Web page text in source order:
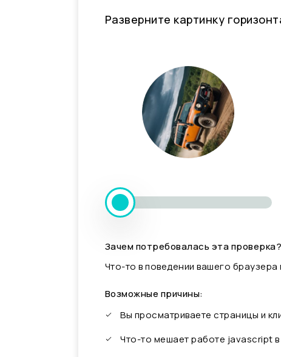
Разверните картинку
Зачем потребовалась эта проверка?
Что-то в поведении вашего
Возможные причины:
Вы просматриваете страницы и
Что-то мешает работе javascript